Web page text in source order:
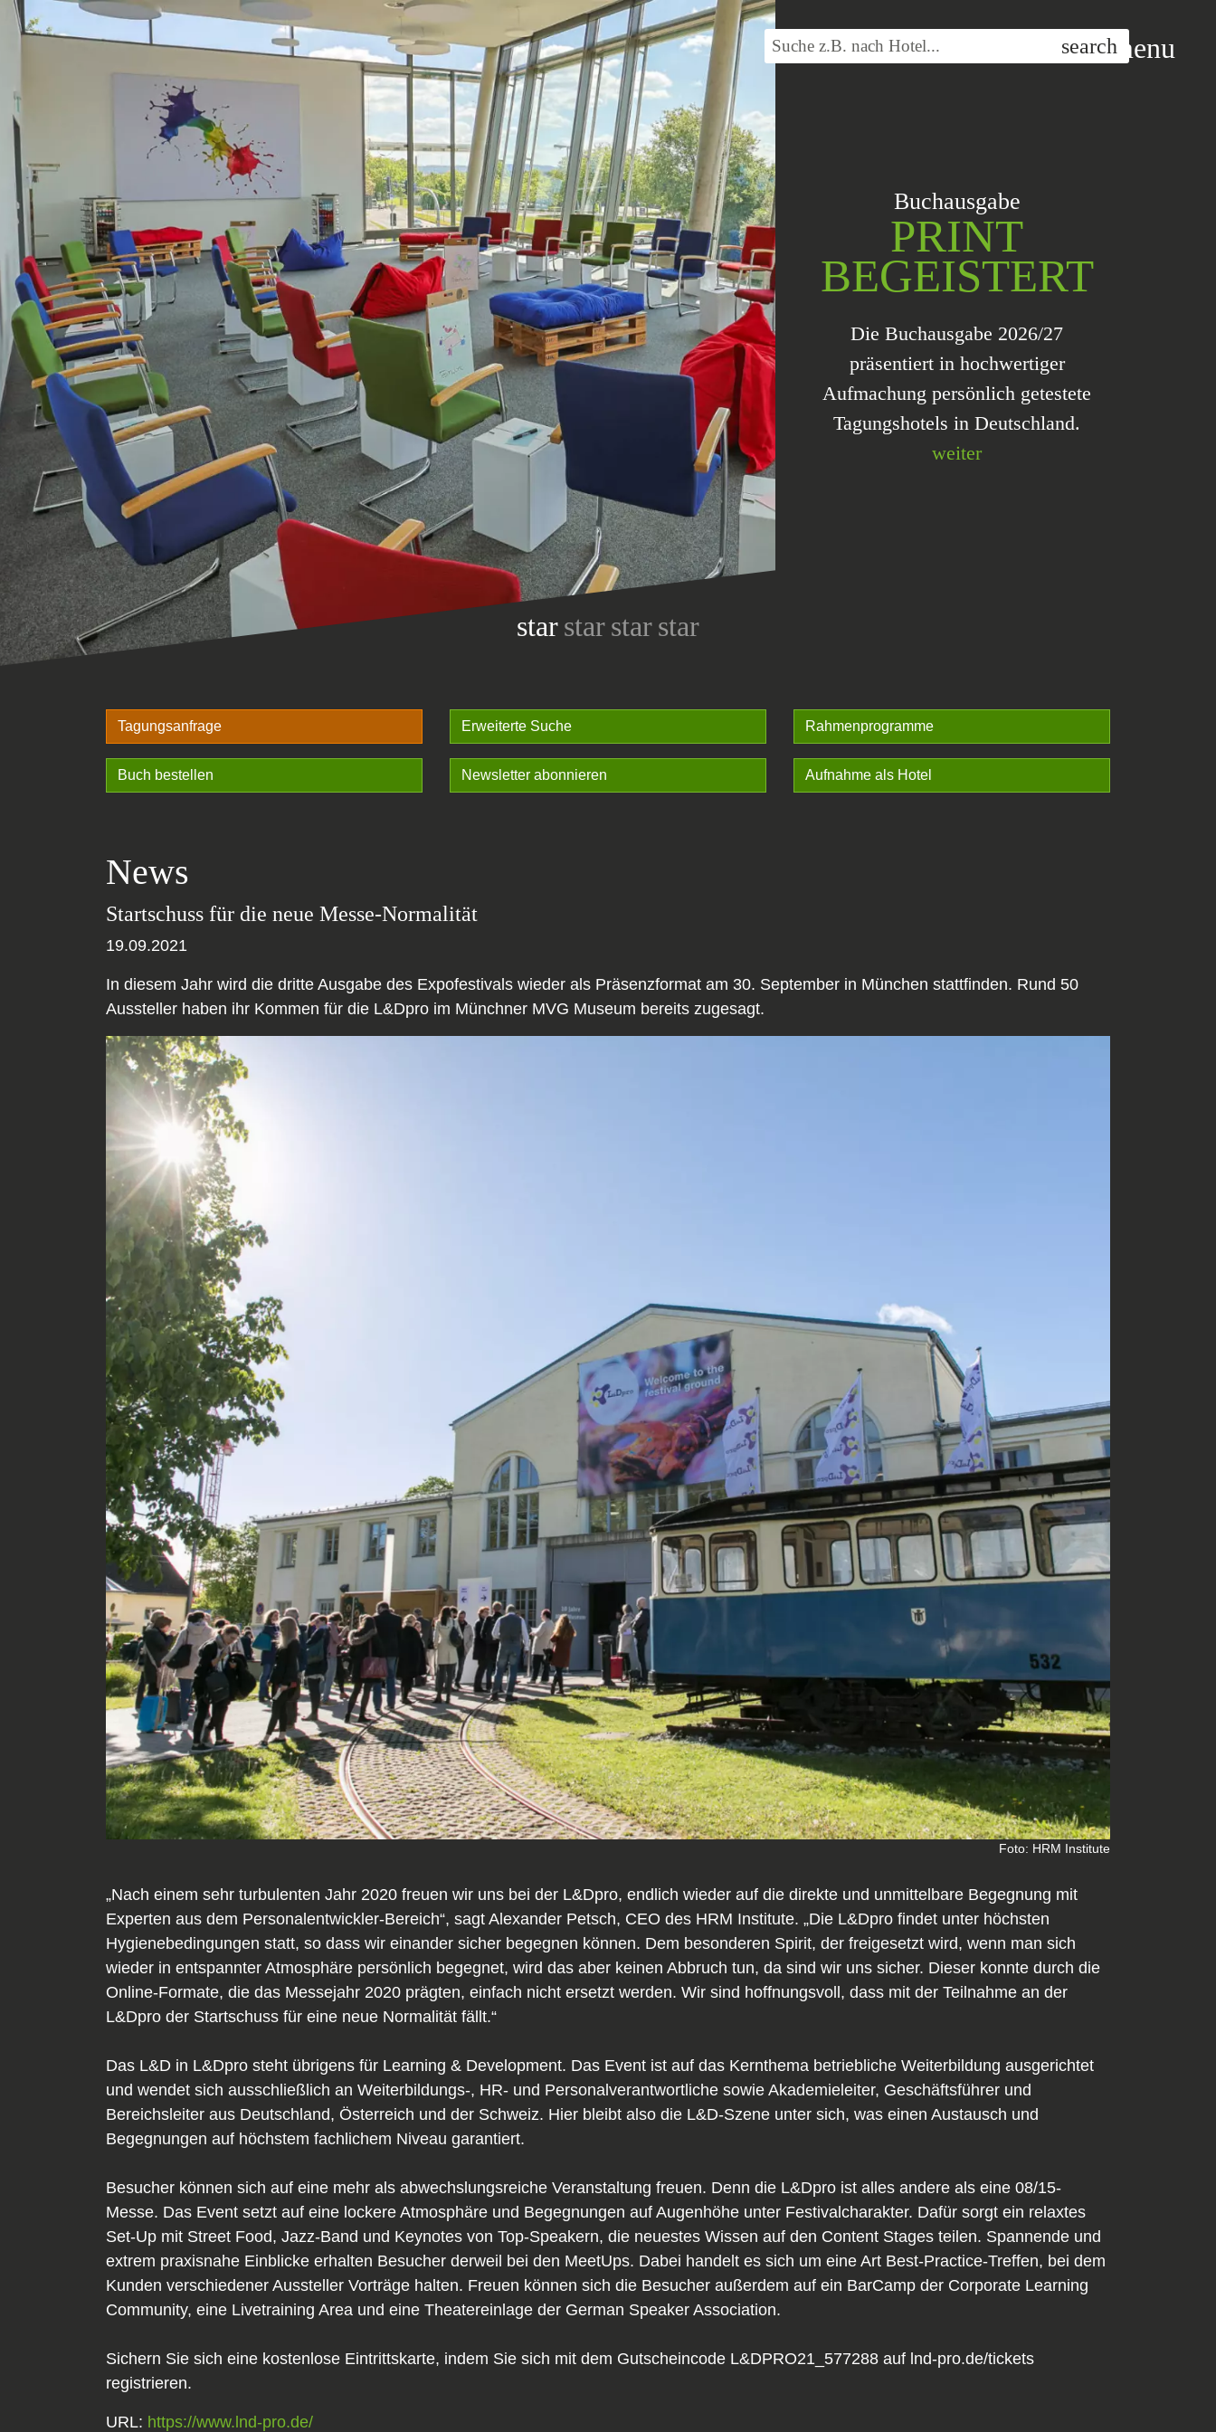
Suche z.B. nach Hotel... searchmenu
starstarstarstar
Buchausgabe
PRINT
BEGEISTERT
Die Buchausgabe 2026/27
präsentiert in hochwertiger
Aufmachung persönlich getestete
Tagungshotels in Deutschland.
weiter
Tagungsanfrage Erweiterte Suche Rahmenprogramme
Buch bestellen Newsletter abonnieren Aufnahme als Hotel
News
Startschuss für die neue Messe-Normalität
19.09.2021
In diesem Jahr wird die dritte Ausgabe des Expofestivals wieder als Präsenzformat am 30. September in München stattfinden. Rund 50
Aussteller haben ihr Kommen für die L&Dpro im Münchner MVG Museum bereits zugesagt.
Foto: HRM Institute
„Nach einem sehr turbulenten Jahr 2020 freuen wir uns bei der L&Dpro, endlich wieder auf die direkte und unmittelbare Begegnung mit
Experten aus dem Personalentwickler-Bereich“, sagt Alexander Petsch, CEO des HRM Institute. „Die L&Dpro findet unter höchsten
Hygienebedingungen statt, so dass wir einander sicher begegnen können. Dem besonderen Spirit, der freigesetzt wird, wenn man sich
wieder in entspannter Atmosphäre persönlich begegnet, wird das aber keinen Abbruch tun, da sind wir uns sicher. Dieser konnte durch die
Online-Formate, die das Messejahr 2020 prägten, einfach nicht ersetzt werden. Wir sind hoffnungsvoll, dass mit der Teilnahme an der
L&Dpro der Startschuss für eine neue Normalität fällt.“
Das L&D in L&Dpro steht übrigens für Learning & Development. Das Event ist auf das Kernthema betriebliche Weiterbildung ausgerichtet
und wendet sich ausschließlich an Weiterbildungs-, HR- und Personalverantwortliche sowie Akademieleiter, Geschäftsführer und
Bereichsleiter aus Deutschland, Österreich und der Schweiz. Hier bleibt also die L&D-Szene unter sich, was einen Austausch und
Begegnungen auf höchstem fachlichem Niveau garantiert.
Besucher können sich auf eine mehr als abwechslungsreiche Veranstaltung freuen. Denn die L&Dpro ist alles andere als eine 08/15-
Messe. Das Event setzt auf eine lockere Atmosphäre und Begegnungen auf Augenhöhe unter Festivalcharakter. Dafür sorgt ein relaxtes
Set-Up mit Street Food, Jazz-Band und Keynotes von Top-Speakern, die neuestes Wissen auf den Content Stages teilen. Spannende und
extrem praxisnahe Einblicke erhalten Besucher derweil bei den MeetUps. Dabei handelt es sich um eine Art Best-Practice-Treffen, bei dem
Kunden verschiedener Aussteller Vorträge halten. Freuen können sich die Besucher außerdem auf ein BarCamp der Corporate Learning
Community, eine Livetraining Area und eine Theatereinlage der German Speaker Association.
Sichern Sie sich eine kostenlose Eintrittskarte, indem Sie sich mit dem Gutscheincode L&DPRO21_577288 auf lnd-pro.de/tickets
registrieren.
URL: https://www.lnd-pro.de/